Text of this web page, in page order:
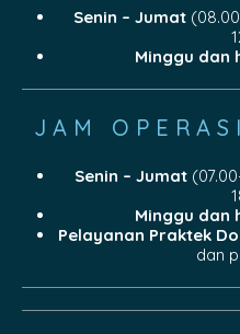
Senin – Jumat
Minggu dan
JAM
Senin – Jumat
Minggu dan
Pelayanan Praktek
dan